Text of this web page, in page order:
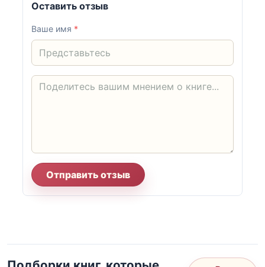
Оставить отзыв
Ваше имя *
Отправить отзыв